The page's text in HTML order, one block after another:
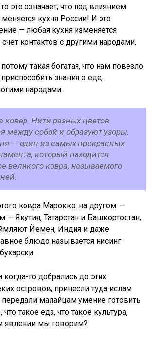
это означает, что под влиянием
кухня России! И это
— любая кухня изменяется
счет контактов с другими народами.
такая богатая, что нам повезло
знания о еде,
народами.
ковер. Нити разных цветов
между собой и образуют узоры.
— один из самых прекрасных
который находится
великого ковра, называемого
ковра Марокко, на другом —
— Якутия, Татарстан и Башкортостан,
Йемен, Индия и даже
блюдо называется нисинг
то добрались до этих
островов, принесли туда ислам
малайцам умение готовить
такое еда, что такое культура,
явлении мы говорим?